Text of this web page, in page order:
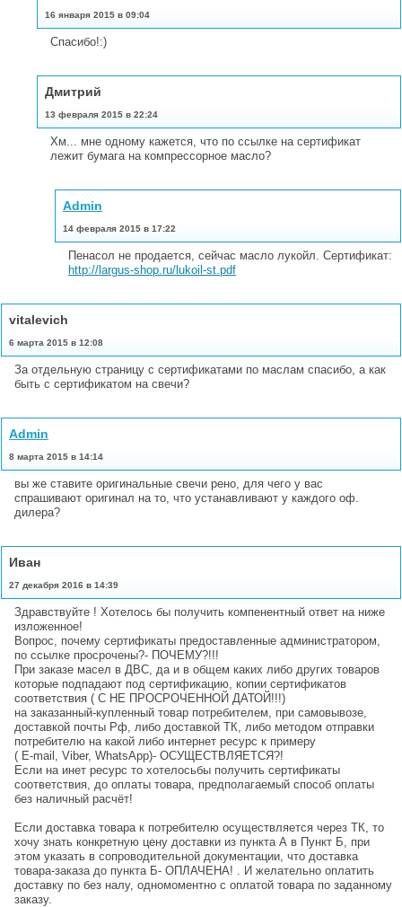
16 января 2015 в 09:04
Спасибо!:)
Дмитрий
13 февраля 2015 в 22:24
Хм... мне одному кажется, что по ссылке на сертификат
лежит бумага на компрессорное масло?
Admin
14 февраля 2015 в 17:22
Пенасол не продается, сейчас масло лукойл. Сертификат:
http://largus-shop.ru/lukoil-st.pdf
vitalevich
6 марта 2015 в 12:08
За отдельную страницу с сертификатами по маслам спасибо, а как
быть с сертификатом на свечи?
Admin
8 марта 2015 в 14:14
вы же ставите оригинальные свечи рено, для чего у вас
спрашивают оригинал на то, что устанавливают у каждого оф.
дилера?
Иван
27 декабря 2016 в 14:39
Здравствуйте ! Хотелось бы получить компенентный ответ на ниже
изложенное!
Вопрос, почему сертификаты предоставленные администратором,
по ссылке просрочены?- ПОЧЕМУ?!!!
При заказе масел в ДВС, да и в общем каких либо других товаров
которые подпадают под сертификацию, копии сертификатов
соответствия ( С НЕ ПРОСРОЧЕННОЙ ДАТОЙ!!!)
на заказанный-купленный товар потребителем, при самовывозе,
доставкой почты Рф, либо доставкой ТК, либо методом отправки
потребителю на какой либо интернет ресурс к примеру
( E-mail, Viber, WhatsApp)- ОСУЩЕСТВЛЯЕТСЯ?!
Если на инет ресурс то хотелосьбы получить сертификаты
соответствия, до оплаты товара, предполагаемый способ оплаты
без наличный расчёт!
Если доставка товара к потребителю осуществляется через ТК, то
хочу знать конкретную цену доставки из пункта А в Пункт Б, при
этом указать в сопроводительной документации, что доставка
товара-заказа до пункта Б- ОПЛАЧЕНА! . И желательно оплатить
доставку по без налу, одномоментно с оплатой товара по заданному
заказу.